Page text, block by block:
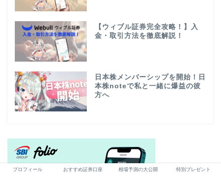
【ウィブル証券完全攻略！】入
金・取引方法を徹底解説！
日本株メンバーシップを開始！日
本株noteで私と一緒に爆益の彼
方へ
プロフィール おすすめ証券口座 相場予測の大公開 特別プレゼント